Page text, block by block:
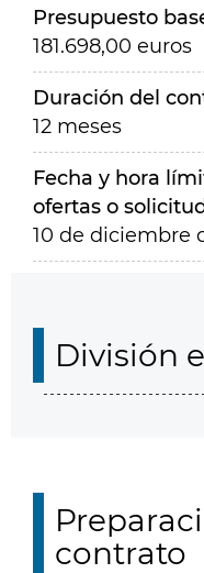
Presupuesto
181.698,00 euros
Duración del
12 meses
Fecha y hora
ofertas o
10 de diciembre
División
contrato